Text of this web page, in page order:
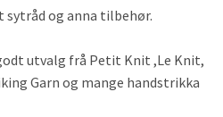
og anna tilbehør.
utvalg frå Petit Knit ,Le Knit,
Garn og mange handstrikka